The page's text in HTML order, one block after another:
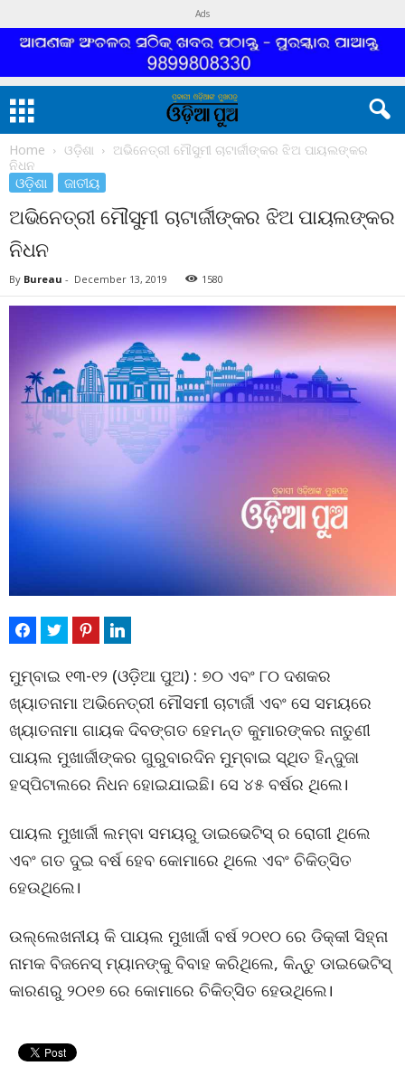
Ads
Home ଓଡ଼ିଶା
ଅଭିନେତ୍ରୀ ମୌସୁମୀ ଚାଟାର୍ଜୀଙ୍କର ଝିଅ ପାୟଲଙ୍କର
ନିଧନ
ଓଡ଼ିଶା ଜାତୀୟ
ଅଭିନେତ୍ରୀ ମୌସୁମୀ ଚାଟାର୍ଜୀଙ୍କର ଝିଅ ପାୟଲଙ୍କର
ନିଧନ
By Bureau - December 13, 2019 1580
ମୁମ୍ବାଇ ୧୩-୧୨ (ଓଡ଼ିଆ ପୁଅ) : ୭୦ ଏବଂ ୮୦ ଦଶକର
ଖ୍ୟାତନାମା ଅଭିନେତ୍ରୀ ମୌସମୀ ଚାଟାର୍ଜୀ ଏବଂ ସେ ସମୟରେ
ଖ୍ୟାତନାମା ଗାୟକ ଦିବଙ୍ଗତ ହେମନ୍ତ କୁମାରଙ୍କର ନାତୁଣୀ
ପାୟଲ ମୁଖାର୍ଜୀଙ୍କର ଗୁରୁବାରଦିନ ମୁମ୍ବାଇ ସ୍ଥିତ ହିନ୍ଦୁଜା
ହସ୍ପିଟାଲରେ ନିଧନ ହୋଇଯାଇଛି। ସେ ୪୫ ବର୍ଷର ଥିଲେ।
ପାୟଲ ମୁଖାର୍ଜୀ ଲମ୍ବା ସମୟରୁ ଡାଇଭେଟିସ୍ ର ରୋଗୀ ଥିଲେ
ଏବଂ ଗତ ଦୁଇ ବର୍ଷ ହେବ କୋମାରେ ଥିଲେ ଏବଂ ଚିକିତ୍ସିତ
ହେଉଥିଲେ।
ଉଲ୍ଲେଖନୀୟ କି ପାୟଲ ମୁଖାର୍ଜୀ ବର୍ଷ ୨୦୧୦ ରେ ଡିକ୍କୀ ସିହ୍ନା
ନାମକ ବିଜନେସ୍ ମ୍ୟାନଙ୍କୁ ବିବାହ କରିଥିଲେ, କିନ୍ତୁ ଡାଇଭେଟିସ୍
କାରଣରୁ ୨୦୧୭ ରେ କୋମାରେ ଚିକିତ୍ସିତ ହେଉଥିଲେ।